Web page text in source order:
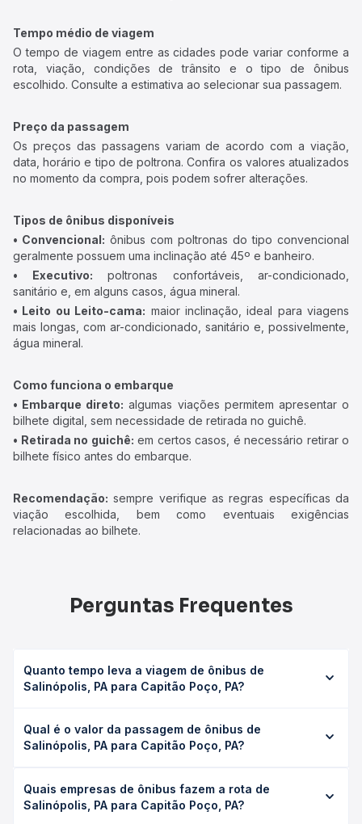
Tempo médio de viagem
O tempo de viagem entre as cidades pode variar conforme a
rota, viação, condições de trânsito e o tipo de ônibus
escolhido. Consulte a estimativa ao selecionar sua passagem.
Preço da passagem
Os preços das passagens variam de acordo com a viação,
data, horário e tipo de poltrona. Confira os valores atualizados
no momento da compra, pois podem sofrer alterações.
Tipos de ônibus disponíveis
• Convencional: ônibus com poltronas do tipo convencional
geralmente possuem uma inclinação até 45º e banheiro.
• Executivo: poltronas confortáveis, ar-condicionado,
sanitário e, em alguns casos, água mineral.
• Leito ou Leito-cama: maior inclinação, ideal para viagens
mais longas, com ar-condicionado, sanitário e, possivelmente,
água mineral.
Como funciona o embarque
• Embarque direto: algumas viações permitem apresentar o
bilhete digital, sem necessidade de retirada no guichê.
• Retirada no guichê: em certos casos, é necessário retirar o
bilhete físico antes do embarque.
Recomendação: sempre verifique as regras específicas da
viação escolhida, bem como eventuais exigências
relacionadas ao bilhete.
Perguntas Frequentes
Quanto tempo leva a viagem de ônibus de
Salinópolis, PA para Capitão Poço, PA?
PA leva em média 2h 23min, podendo variar conforme a
viação, o tipo de serviço (convencional, executivo ou
exata de cada opção na data desejada.
Qual é o valor da passagem de ônibus de
Salinópolis, PA para Capitão Poço, PA?
Capitão Poço, PA custa em média R$ 68,93 e varia
conforme a data da viagem, a empresa, o tipo de poltrona
Quais empresas de ônibus fazem a rota de
Salinópolis, PA para Capitão Poço, PA?